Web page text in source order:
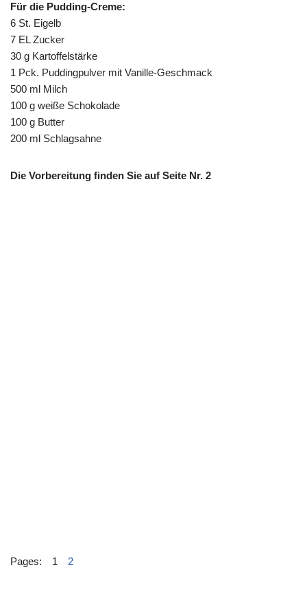
Für die Pudding-Creme:
6 St. Eigelb
7 EL Zucker
30 g Kartoffelstärke
1 Pck. Puddingpulver mit Vanille-Geschmack
500 ml Milch
100 g weiße Schokolade
100 g Butter
200 ml Schlagsahne
Die Vorbereitung finden Sie auf Seite Nr. 2
Pages: 1 2